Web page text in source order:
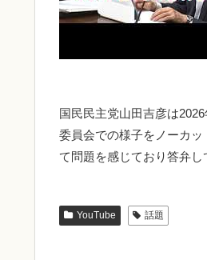
国民民主党山田吉彦は
委員会での様子をノーカ
YouTube 話題